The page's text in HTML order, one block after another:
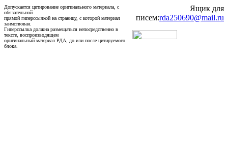
Допускается цитирование оригинального материала, с
обязательной
прямой гиперссылкой на страницу, с которой материал
заимствован.
Гиперссылка должна размещаться непосредственно в
тексте, воспроизводящем
оригинальный материал РДА, до или после цитируемого
блока.
Ящик для
писем:rda250690@mail.ru